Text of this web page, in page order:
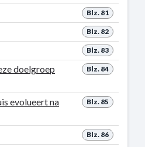
Blz. 81
Blz. 82
Blz. 83
Blz. 84
doelgroep
Blz. 85
evolueert na
Blz. 86